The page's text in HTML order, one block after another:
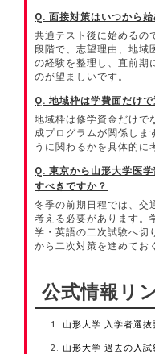
Q. 面接対策はいつから
共通テスト後に始めるの
段階で、志望理由、地域
の経験を整理し、直前期
のが望ましいです。
Q. 地域枠は学費面だけ
地域枠は修学資金だけで
成プログラムが関係しま
うに関わるかを具体的に
Q. 東京から山形大学医
すべきですか？
冬季の前期日程では、交
考える必要があります。
学・英語の二次試験へ切
から二次対策を進めてお
公式情報リ
山形大学 入学者選
山形大学 過去の入試